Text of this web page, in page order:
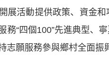
展活動提供政策、資金
務“四個100”先進典型、
志願服務參與鄉村全面振